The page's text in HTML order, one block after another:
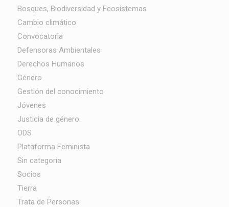
Bosques, Biodiversidad y Ecosistemas
Cambio climático
Convocatoria
Defensoras Ambientales
Derechos Humanos
Género
Gestión del conocimiento
Jóvenes
Justicia de género
ODS
Plataforma Feminista
Sin categoría
Socios
Tierra
Trata de Personas